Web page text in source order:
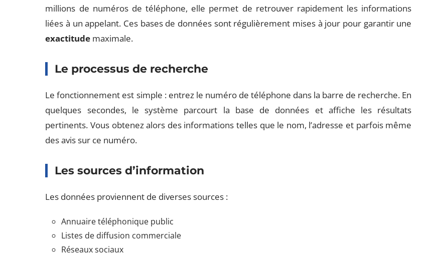
millions de numéros de téléphone, elle permet de retrouver rapidement les informations
liées à un appelant. Ces bases de données sont régulièrement mises à jour pour garantir une
exactitude maximale.
Le processus de recherche
Le fonctionnement est simple : entrez le numéro de téléphone dans la barre de recherche. En
quelques secondes, le système parcourt la base de données et affiche les résultats
pertinents. Vous obtenez alors des informations telles que le nom, l’adresse et parfois même
des avis sur ce numéro.
Les sources d’information
Les données proviennent de diverses sources :
Annuaire téléphonique public
Listes de diffusion commerciale
Réseaux sociaux